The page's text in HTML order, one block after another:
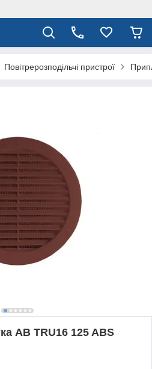
Повітрерозподільчі пристрої
AB TRU16 125 ABS